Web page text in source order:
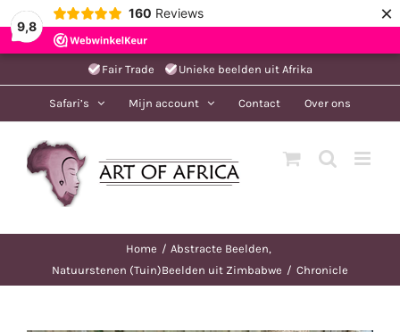
9,8
160 Reviews ×
naar
Fair Trade Unieke beelden uit Afrika
Safari’s Mijn account Contact Over ons
Home
Abstracte Beelden
Natuurstenen (Tuin)Beelden uit Zimbabwe
Chronicle